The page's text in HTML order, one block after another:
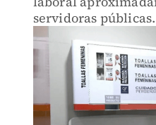
servidoras públicas.